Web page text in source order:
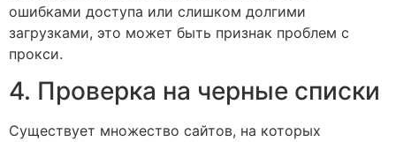
ошибками доступа или слишком долгими
загрузками, это может быть признак проблем с
прокси.
4. Проверка на черные списки
Существует множество сайтов, на которых